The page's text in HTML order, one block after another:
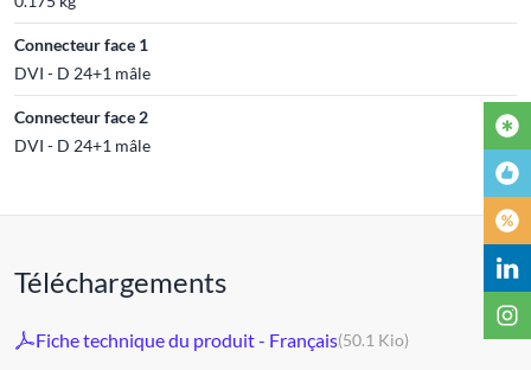
Connecteur face 1
DVI - D 24+1 mâle
Connecteur face 2
DVI - D 24+1 mâle
Téléchargements
Fiche technique du produit - Français(50.1 Kio)